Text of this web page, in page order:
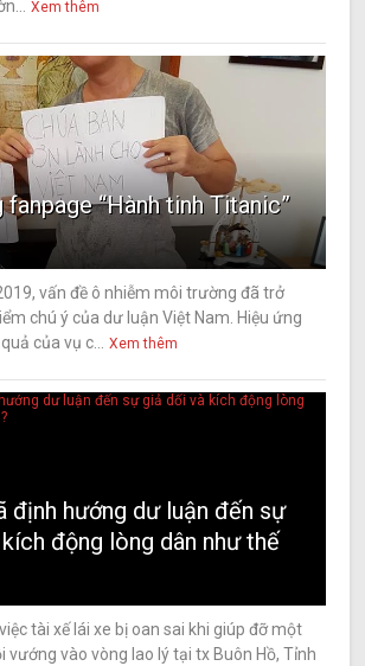
Xem thêm
fanpage “Hành tinh Titanic”
vấn đề ô nhiễm môi trường đã trở
chú ý của dư luận Việt Nam. Hiệu ứng
của vụ c...
Xem thêm
định hướng dư luận đến sự
động lòng dân như thế
tài xế lái xe bị oan sai khi giúp đỡ một
vướng vào vòng lao lý tại tx Buôn Hồ, Tỉnh